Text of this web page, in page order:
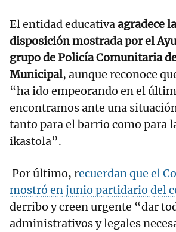
El entidad educativaagradece
disposición mostrada por el
grupo de Policía Comunitaria
Municipal, aunque reconoce
“ha ido empeorando en el
encontramos ante una
tanto para el barrio como para
ikastola”.
Por último, recuerdan que el
mostró en junio partidario del
derribo y creen urgente “dar
administrativos y legales